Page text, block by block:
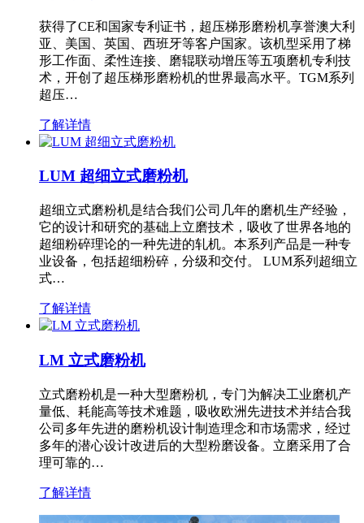
获得了CE和国家专利证书，超压梯形磨粉机享誉澳大利
亚、美国、英国、西班牙等客户国家。该机型采用了梯
形工作面、柔性连接、磨辊联动增压等五项磨机专利技
术，开创了超压梯形磨粉机的世界最高水平。TGM系列
超压…
了解详情
LUM 超细立式磨粉机
超细立式磨粉机是结合我们公司几年的磨机生产经验，
它的设计和研究的基础上立磨技术，吸收了世界各地的
超细粉碎理论的一种先进的轧机。本系列产品是一种专
业设备，包括超细粉碎，分级和交付。 LUM系列超细立
式…
了解详情
LM 立式磨粉机
立式磨粉机是一种大型磨粉机，专门为解决工业磨机产
量低、耗能高等技术难题，吸收欧洲先进技术并结合我
公司多年先进的磨粉机设计制造理念和市场需求，经过
多年的潜心设计改进后的大型粉磨设备。立磨采用了合
理可靠的…
了解详情